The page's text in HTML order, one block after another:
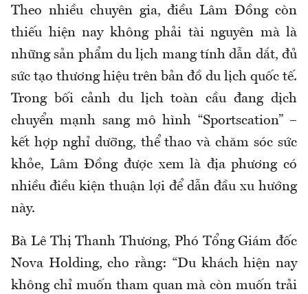
Theo nhiều chuyên gia, điều Lâm Đồng còn
thiếu hiện nay không phải tài nguyên mà là
những sản phẩm du lịch mang tính dẫn dắt, đủ
sức tạo thương hiệu trên bản đồ du lịch quốc tế.
Trong bối cảnh du lịch toàn cầu đang dịch
chuyển mạnh sang mô hình “Sportscation” –
kết hợp nghỉ dưỡng, thể thao và chăm sóc sức
khỏe, Lâm Đồng được xem là địa phương có
nhiều điều kiện thuận lợi để dẫn đầu xu hướng
này.
Bà Lê Thị Thanh Thương, Phó Tổng Giám đốc
Nova Holding, cho rằng: “Du khách hiện nay
không chỉ muốn tham quan mà còn muốn trải